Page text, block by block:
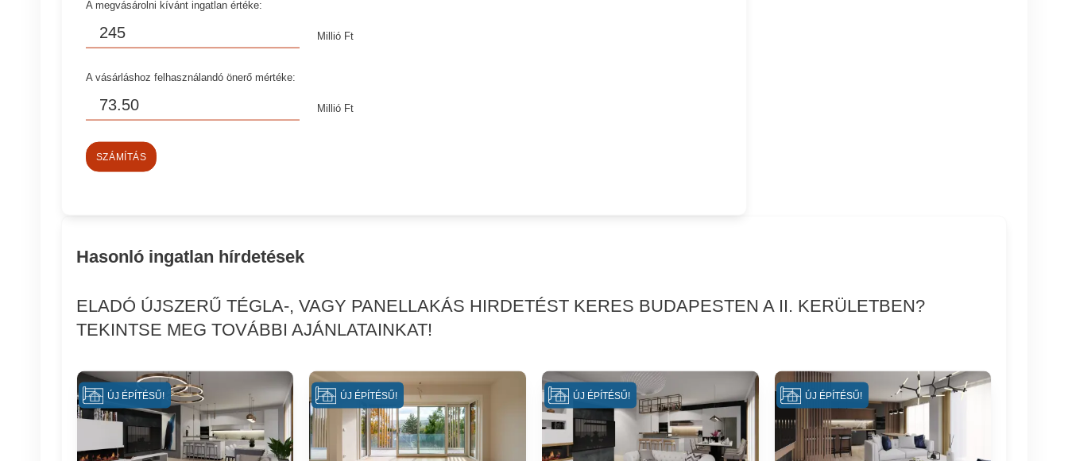
A megvásárolni kívánt ingatlan értéke:
Millió Ft
A vásárláshoz felhasználandó önerő mértéke:
Millió Ft
SZÁMÍTÁS
Hasonló ingatlan hírdetések
ELADÓ ÚJSZERŰ TÉGLA-, VAGY PANELLAKÁS HIRDETÉST KERES BUDAPESTEN A II. KERÜLETBEN?
TEKINTSE MEG TOVÁBBI AJÁNLATAINKAT!
ÚJ ÉPÍTÉSŰ! ÚJ ÉPÍTÉSŰ! ÚJ ÉPÍTÉSŰ! ÚJ ÉPÍTÉSŰ!